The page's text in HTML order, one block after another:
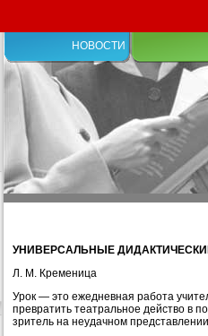
НОВОСТИ
УНИВЕРСАЛЬНЫЕ
Л. М. Кременица
Урок — это ежедневная работа
превратить театральное действо в
зритель на неудачном